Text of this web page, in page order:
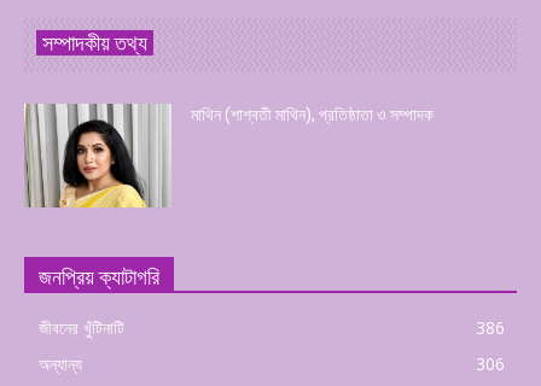
সম্পাদকীয় তথ্য
মাথিন (শাশ্বতী মাথিন), প্রতিষ্ঠাতা ও সম্পাদক
জনপ্রিয় ক্যাটাগরি
জীবনের খুঁটিনাটি
386
অন্যান্য
306